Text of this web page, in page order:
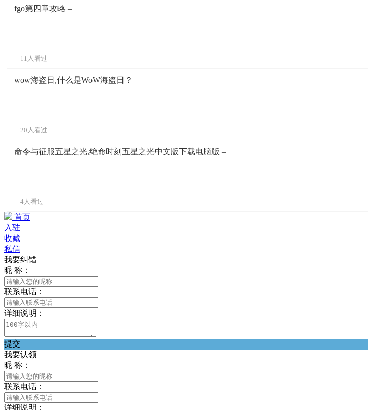
fgo第四章攻略 –
11人看过
wow海盗日,什么是WoW海盗日？ –
20人看过
命令与征服五星之光,绝命时刻五星之光中文版下载电脑版 –
4人看过
首页
入驻
收藏
私信
我要纠错
昵 称：
联系电话：
详细说明：
提交
我要认领
昵 称：
联系电话：
详细说明：